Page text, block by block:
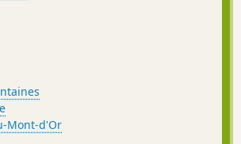
Mont-d'Or